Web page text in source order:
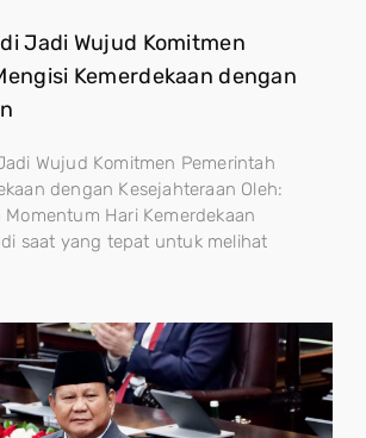
Jadi Wujud Komitmen
Kemerdekaan dengan
Wujud Komitmen Pemerintah
dengan Kesejahteraan Oleh:
Momentum Hari Kemerdekaan
saat yang tepat untuk melihat